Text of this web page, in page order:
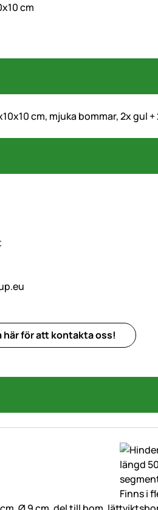
cm
cm, mjuka bommar, 2x gul
här för att kontakta oss!